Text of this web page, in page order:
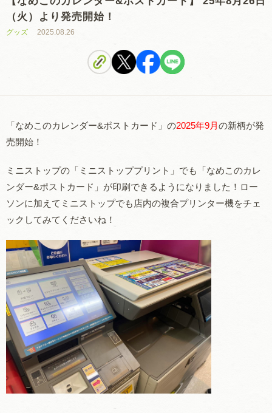
（火）より発売開始！
グッズ 2025.08.26
「なめこのカレンダー&ポストカード」の2025年9月の新柄が発
売開始！
ミニストップの「ミニストッププリント」でも「なめこのカレ
ンダー&ポストカード」が印刷できるようになりました！ロー
ソンに加えてミニストップでも店内の複合プリンター機をチェ
ックしてみてくださいね！